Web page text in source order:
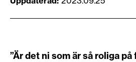
”Är det ni som är så roliga på